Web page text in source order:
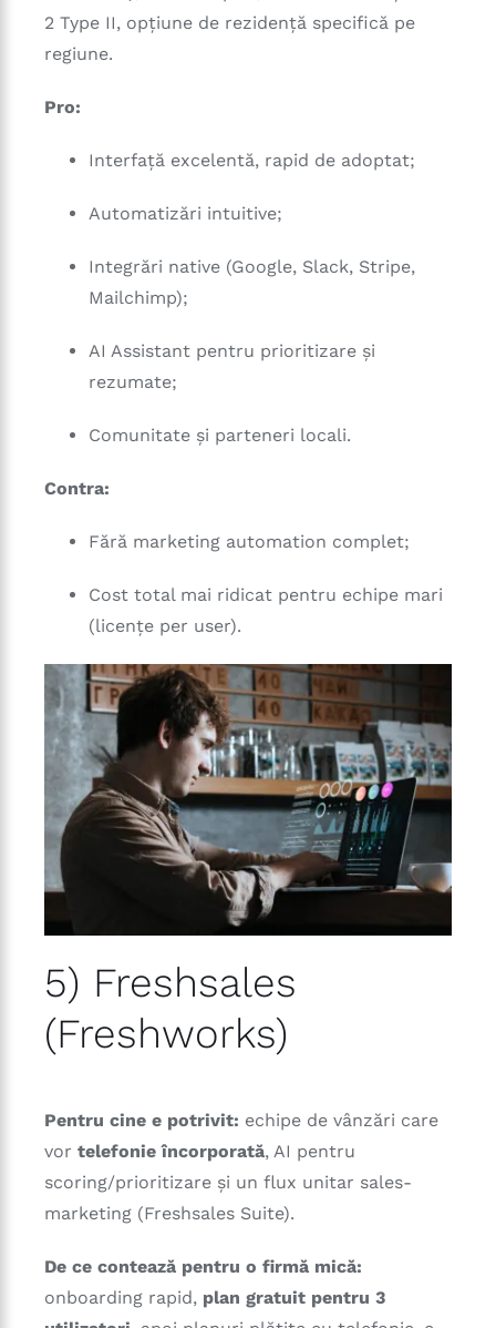
2 Type II, opțiune de rezidență specifică pe
regiune.
Pro:
Interfață excelentă, rapid de adoptat;
Automatizări intuitive;
Integrări native (Google, Slack, Stripe,
Mailchimp);
AI Assistant pentru prioritizare și
rezumate;
Comunitate și parteneri locali.
Contra:
Fără marketing automation complet;
Cost total mai ridicat pentru echipe mari
(licențe per user).
5) Freshsales
(Freshworks)
Pentru cine e potrivit: echipe de vânzări care
vor telefonie încorporată, AI pentru
scoring/prioritizare și un flux unitar sales-
marketing (Freshsales Suite).
De ce contează pentru o firmă mică:
onboarding rapid, plan gratuit pentru 3